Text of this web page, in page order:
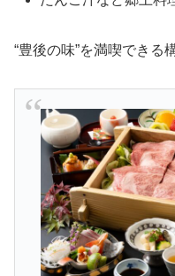
“豊後の味”を満喫できる